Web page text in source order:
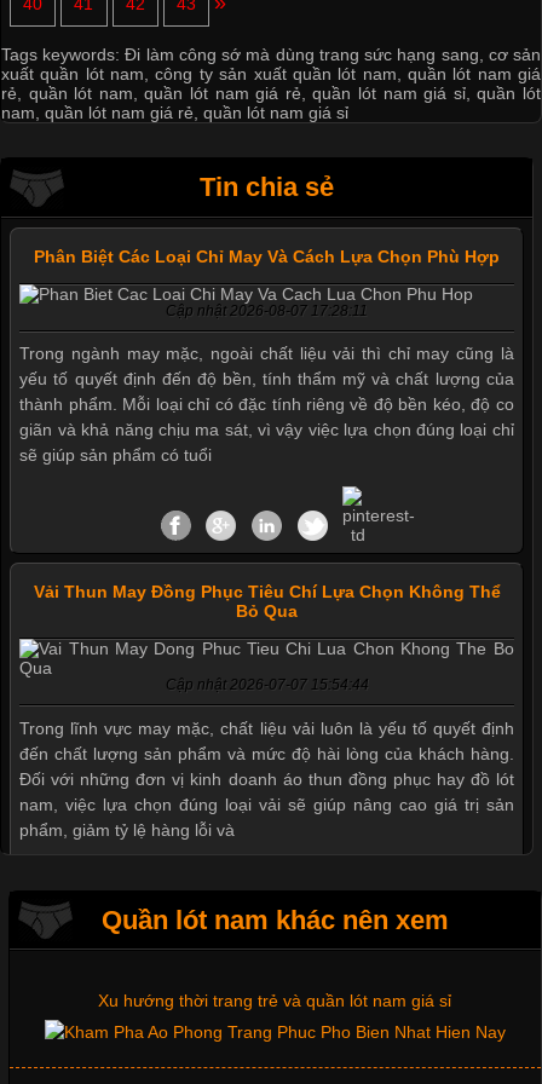
Tags keywords:Đi làm công sớ mà dùng trang sức hạng sang cơ sản
xuất quần lót nam ,công ty sản xuất quần lót nam
quần lót nam giá
rẻ
quần lót nam ,quần lót nam giá rẻ ,quần lót nam giá sỉ,quần lót
nam quần lót nam giá rẻ quần lót nam giá sỉ
Tin chia sẻ
Phân Biệt Các Loại Chỉ May Và Cách Lựa Chọn Phù Hợp
Cập nhật 2026-08-07 17:28:11
Trong ngành may mặc, ngoài chất liệu vải thì chỉ may cũng là
yếu tố quyết định đến độ bền, tính thẩm mỹ và chất lượng của
thành phẩm. Mỗi loại chỉ có đặc tính riêng về độ bền kéo, độ co
giãn và khả năng chịu ma sát, vì vậy việc lựa chọn đúng loại chỉ
sẽ giúp sản phẩm có tuổi
Vải Thun May Đồng Phục Tiêu Chí Lựa Chọn Không Thể
Bỏ Qua
Cập nhật 2026-07-07 15:54:44
Trong lĩnh vực may mặc, chất liệu vải luôn là yếu tố quyết định
đến chất lượng sản phẩm và mức độ hài lòng của khách hàng.
Đối với những đơn vị kinh doanh áo thun đồng phục hay đồ lót
nam, việc lựa chọn đúng loại vải sẽ giúp nâng cao giá trị sản
phẩm, giảm tỷ lệ hàng lỗi và
Quần lót nam khác nên xem
Mẫu quần short quần lót nam nữ hè thu 2017
Thị hiều quần lót nam bơi lội nam và nữ 2017
Xu hướng thời trang trẻ và quần lót nam giá sỉ
Giặt và bảo quản quần lót nam đúng cách